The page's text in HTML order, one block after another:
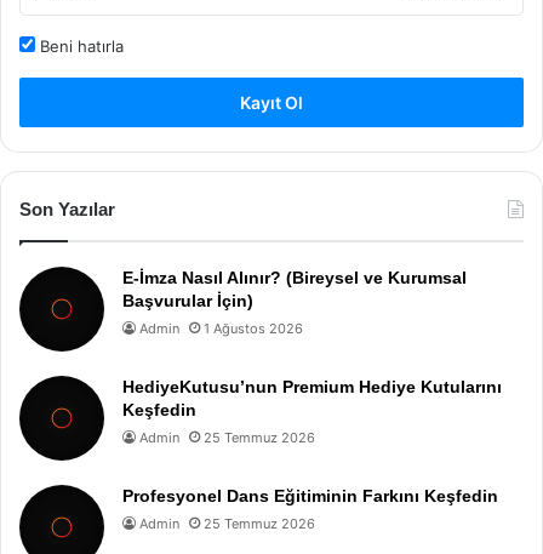
Beni hatırla
Kayıt Ol
Son Yazılar
E-İmza Nasıl Alınır? (Bireysel ve Kurumsal
Başvurular İçin)
Admin 1 Ağustos 2026
HediyeKutusu’nun Premium Hediye Kutularını
Keşfedin
Admin 25 Temmuz 2026
Profesyonel Dans Eğitiminin Farkını Keşfedin
Admin 25 Temmuz 2026